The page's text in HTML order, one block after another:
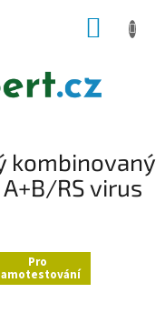
kombinovaný
RS virus
Pro